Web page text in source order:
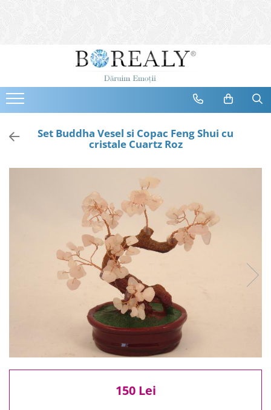
Bijuterii
Cercei
Bratari
Coliere
Bijuterii Mirese
Pret
Set Buddha Vesel si Copac Feng Shui cu
cristale Cuartz Roz
150 Lei